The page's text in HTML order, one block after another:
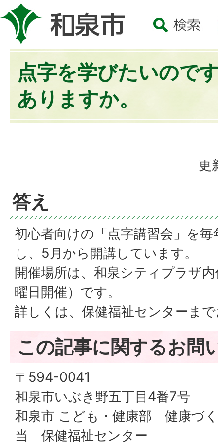
点字を学びたいので
ありますか。
更
答え
初心者向けの「点字講習会」を
し、5月から開講しています。
開催場所は、和泉シティプラザ
曜日開催）です。
詳しくは、保健福祉センターま
この記事に関するお問
〒594-0041
和泉市いぶき野五丁目4番7号
和泉市 こども・健康部 健康づ
当 保健福祉センター